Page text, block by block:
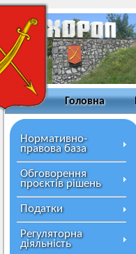
Головна
Нормативно-
правова база
Обговорення
проєктів рішень
Податки
Регуляторна
діяльність